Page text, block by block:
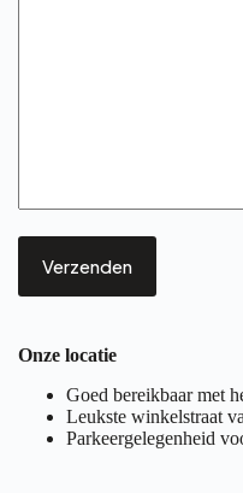
Onze locatie
Goed bereikbaar met
Leukste winkelstraat
Parkeergelegenheid